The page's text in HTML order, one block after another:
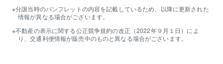
分譲当時のパンフレットの内容を記載しているため、以降に更新された
情報が異なる場合がございます。
不動産の表示に関する公正競争規約の改正（2022年９月１日）によ
り、交通利便情報が販売中のものと異なる場合がございます。